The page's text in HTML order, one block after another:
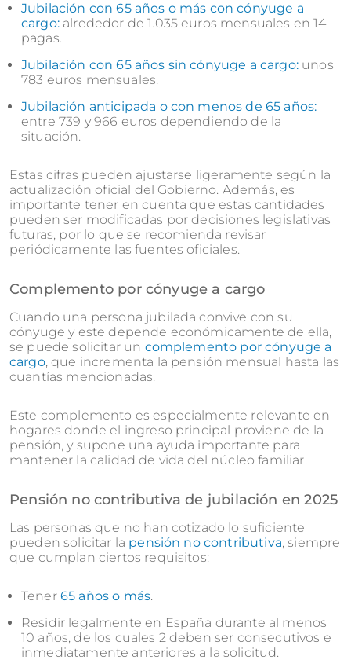
Jubilación con 65 años o más con cónyuge a
cargo:alrededor de 1.035 euros mensuales en 14
pagas.
Jubilación con 65 años sin cónyuge a cargo:unos
783 euros mensuales.
Jubilación anticipada o con menos de 65 años:
entre 739 y 966 euros dependiendo de la
situación.
Estas cifras pueden ajustarse ligeramente según la
actualización oficial del Gobierno. Además, es
importante tener en cuenta que estas cantidades
pueden ser modificadas por decisiones legislativas
futuras, por lo que se recomienda revisar
periódicamente las fuentes oficiales.
Complemento por cónyuge a cargo
Cuando una persona jubilada convive con su
cónyuge y este depende económicamente de ella,
se puede solicitar un complemento por cónyuge a
cargo, que incrementa la pensión mensual hasta las
cuantías mencionadas.
Este complemento es especialmente relevante en
hogares donde el ingreso principal proviene de la
pensión, y supone una ayuda importante para
mantener la calidad de vida del núcleo familiar.
Pensión no contributiva de jubilación en 2025
Las personas que no han cotizado lo suficiente
pueden solicitar la pensión no contributiva, siempre
que cumplan ciertos requisitos:
Tener 65 años o más.
Residir legalmente en España durante al menos
10 años, de los cuales 2 deben ser consecutivos e
inmediatamente anteriores a la solicitud.